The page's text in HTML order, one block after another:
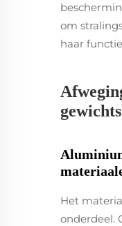
om
haar
Het
onderdeel.